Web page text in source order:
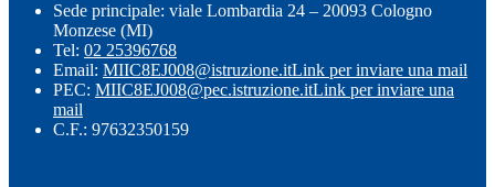
Sede principale: viale Lombardia 24 – 20093 Cologno
Monzese (MI)
Tel: 02 25396768
Email: MIIC8EJ008@istruzione.itLink per inviare una mail
PEC: MIIC8EJ008@pec.istruzione.itLink per inviare una
mail
C.F.: 97632350159